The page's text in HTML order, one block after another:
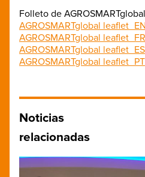
Folleto de
AGROSMARTglobal leaflet_EN
AGROSMARTglobal leaflet_FR
AGROSMARTglobal leaflet_ES
AGROSMARTglobal leaflet_PT
Noticias
relacionadas